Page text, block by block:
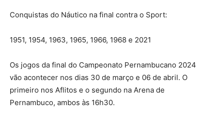
Conquistas do Náutico na final contra o Sport:
1951, 1954, 1963, 1965, 1966, 1968 e 2021
Os jogos da final do Campeonato Pernambucano 2024
vão acontecer nos dias 30 de março e 06 de abril. O
primeiro nos Aflitos e o segundo na Arena de
Pernambuco, ambos às 16h30.